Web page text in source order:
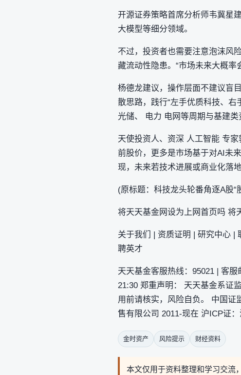
开源证券策略首席分析师韦冀星
大模型等细分领域。
不过，投资者也需要注意泡沫风
藏流动性隐患。“市场未来大概
杨德龙建议，操作层面不建议盲
散思路，践行“左手优质科技、
光储、 电力 电网等周期与基建
天使投资人、资深 人工智能 专
前股价，更多是市场基于对AI未
现，未来若技术进展或商业化落
(原标题：科技龙头轮番角逐A股
将天天基金网设为上网首页吗 将
关于我们 | 资质证明 | 研究中心 |
聘英才
天天基金客服热线：95021 | 客
21:30 郑重声明： 天天基金系证
用前请核实，风险自负。 中国证
售有限公司 2011-现在 沪ICP证
金时资产 风险提示 财经资料
本文仅用于资料整理和学习交流